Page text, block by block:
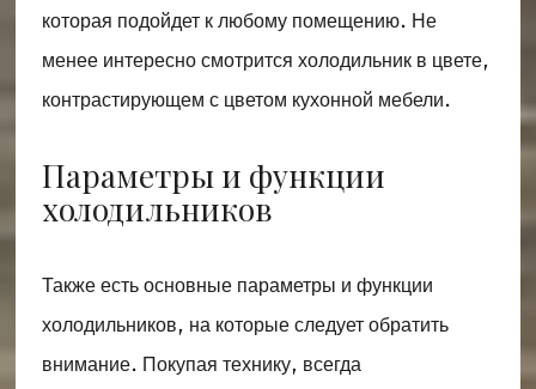
которая подойдет к любому помещению. Не
менее интересно смотрится холодильник в цвете,
контрастирующем с цветом кухонной мебели.
Параметры и функции
холодильников
Также есть основные параметры и функции
холодильников, на которые следует обратить
внимание. Покупая технику, всегда